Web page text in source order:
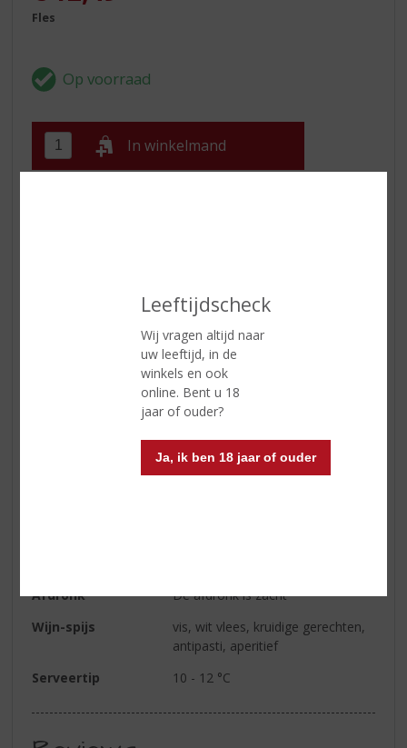
Leeftijdscheck
Wij vragen altijd naar
uw leeftijd, in de
winkels en ook
online. Bent u 18
jaar of ouder?
Ja, ik ben 18 jaar of ouder
Fles
In winkelmand
Vermentino
Alcoholpercentage
12.5% vol
Wit
groene reflectie
frisse en intense aroma's van
Afdronk
De afdronk is zacht
Wijn-spijs
vis, wit vlees, kruidige gerechten,
antipasti, aperitief
Serveertip
10 - 12 °C